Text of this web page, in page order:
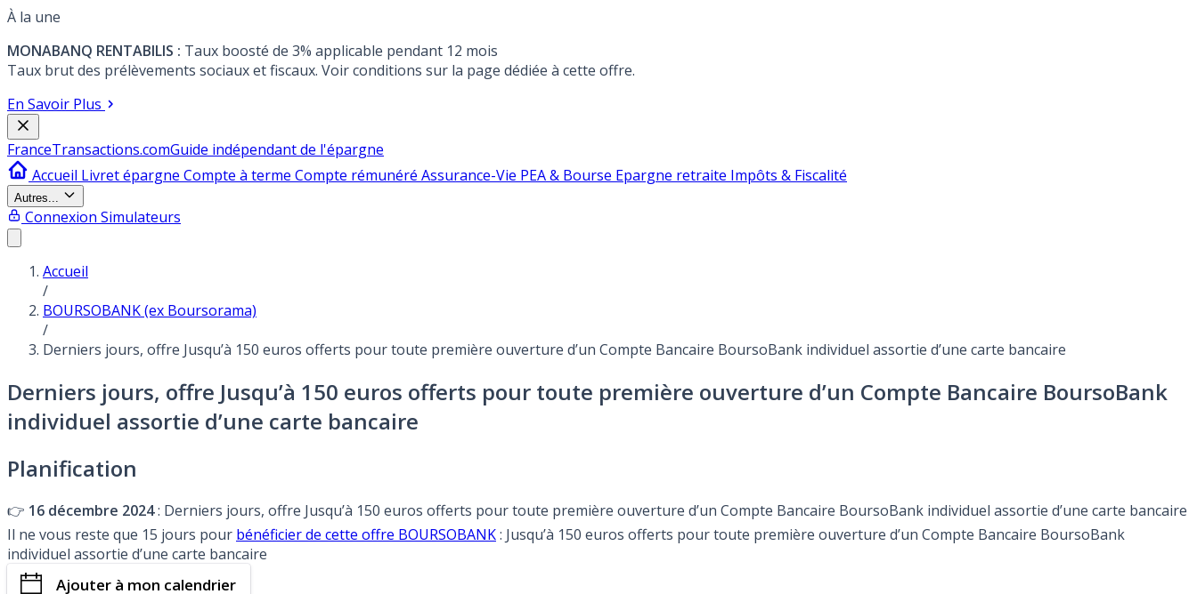
À la une
MONABANQ RENTABILIS : Taux boosté de 3% applicable pendant 12 mois
Taux brut des prélèvements sociaux et fiscaux. Voir conditions sur la page dédiée à cette offre.
En Savoir Plus
FranceTransactions.comGuide indépendant de l'épargne
Accueil Livret épargne Compte à terme Compte rémunéré Assurance-Vie PEA & Bourse Epargne retraite Impôts & Fiscalité
Autres...
Connexion Simulateurs
Accueil
/
BOURSOBANK (ex Boursorama)
/
Derniers jours, offre Jusqu’à 150 euros offerts pour toute première ouverture d’un Compte Bancaire BoursoBank individuel assortie d’une carte bancaire
Derniers jours, offre Jusqu’à 150 euros offerts pour toute première ouverture d’un Compte Bancaire BoursoBank
individuel assortie d’une carte bancaire
Planification
👉 16 décembre 2024: Derniers jours, offre Jusqu’à 150 euros offerts pour toute première ouverture d’un Compte Bancaire BoursoBank individuel assortie d’une carte bancaire
Il ne vous reste que 15 jours pour bénéficier de cette offre BOURSOBANK: Jusqu’à 150 euros offerts pour toute première ouverture d’un Compte Bancaire BoursoBank
individuel assortie d’une carte bancaire
Ajouter à mon calendrier